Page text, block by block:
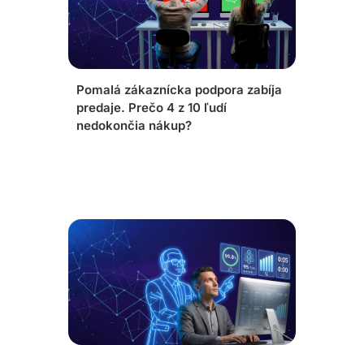
Pomalá zákaznícka podpora zabíja
predaje. Prečo 4 z 10 ľudí
nedokončia nákup?